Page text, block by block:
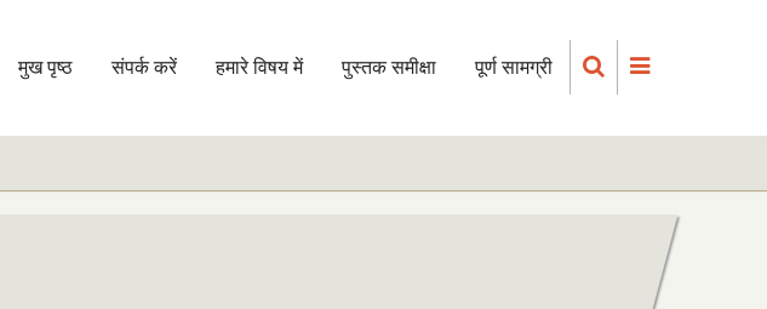
Main
navigation
मुख पृष्ठ संपर्क करें हमारे विषय में पुस्तक समीक्षा पूर्ण सामग्री